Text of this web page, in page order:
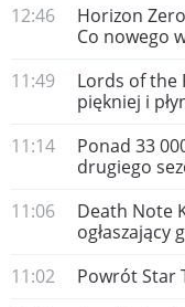
12:46
Horizon
Co nowego
11:49
Lords of the
piękniej i
11:14
Ponad 33
drugiego
11:06
Death Note
ogłaszający
11:02
Powrót Star